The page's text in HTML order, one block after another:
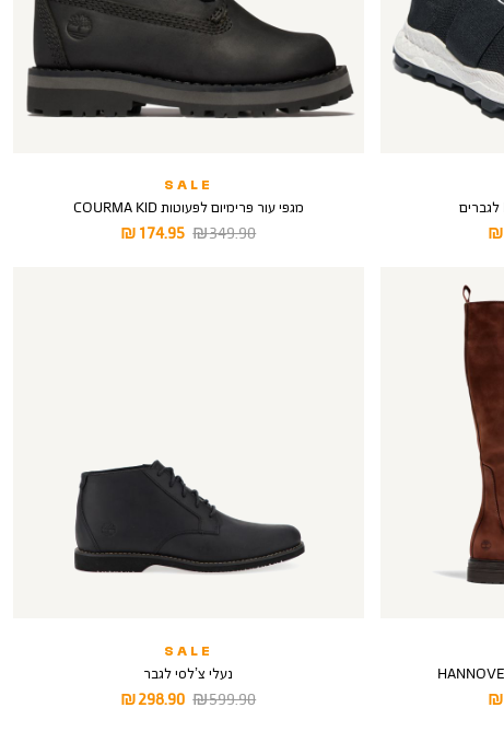
SALE
מגפי עור פרימיום לפעוטות COURMA KID
מחיר
174.95 ₪
מחיר
349.90 ₪
SALE
נעלי צ’לסי לגבר
מחיר
298.90 ₪
מחיר
599.90 ₪